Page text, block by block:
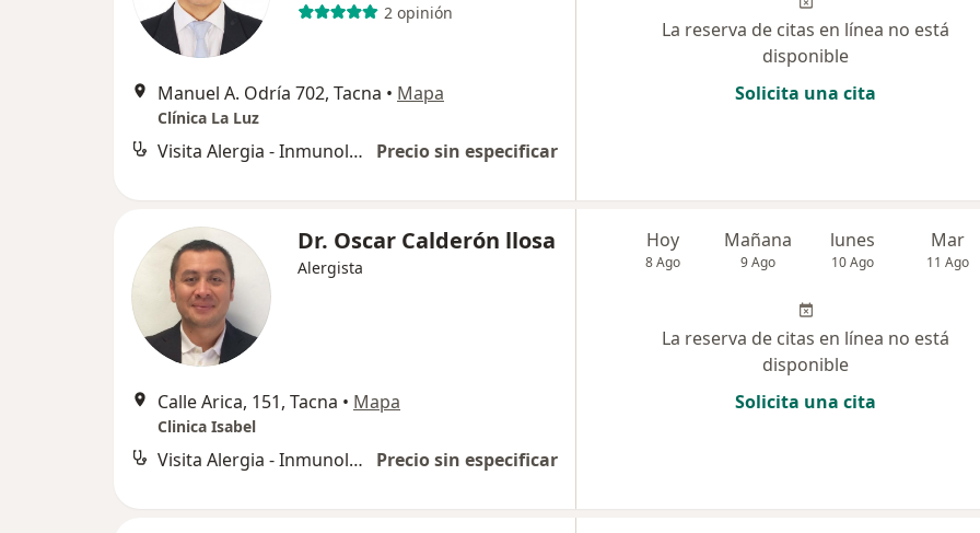
2 opinión
Manuel A. Odría 702, Tacna • Mapa
Clínica La Luz
Visita Alergia - Inmunología Precio sin especificar
La reserva de citas en línea no está
disponible
Solicita una cita
Dr. Oscar Calderón llosa
Alergista
Calle Arica, 151, Tacna • Mapa
Clinica Isabel
Visita Alergia - Inmunología Precio sin especificar
Hoy
8 Ago
Mañana
9 Ago
lunes
10 Ago
Mar
11 Ago
La reserva de citas en línea no está
disponible
Solicita una cita